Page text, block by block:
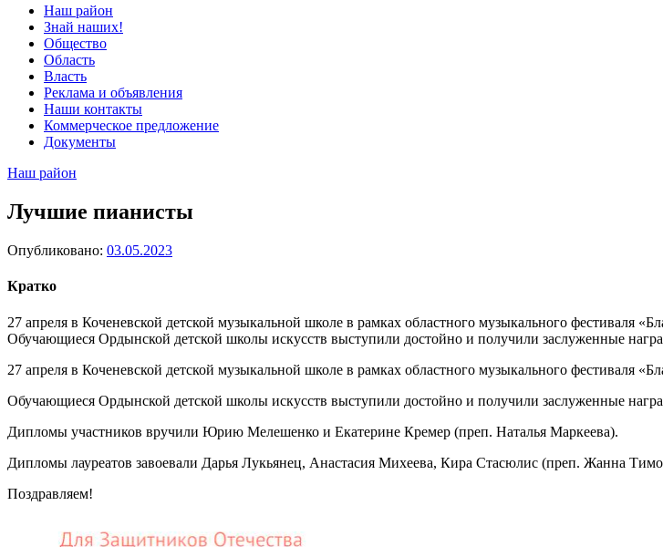
Наш район
Знай наших!
Общество
Область
Власть
Реклама и объявления
Наши контакты
Коммерческое предложение
Документы
Наш район
Лучшие пианисты
Опубликовано: 03.05.2023
Кратко
27 апреля в Коченевской детской музыкальной школе в рамках областного музыкального фестиваля
Обучающиеся Ордынской детской школы искусств выступили достойно и получили заслуженные
27 апреля в Коченевской детской музыкальной школе в рамках областного музыкального фестиваля
Обучающиеся Ордынской детской школы искусств выступили достойно и получили заслуженные
Дипломы участников вручили Юрию Мелешенко и Екатерине Кремер (преп. Наталья Маркеева).
Дипломы лауреатов завоевали Дарья Лукьянец, Анастасия Михеева, Кира Стасюлис (преп. Жанна
Поздравляем!